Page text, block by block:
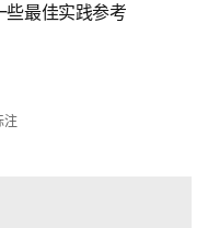
些最佳实践参考
注